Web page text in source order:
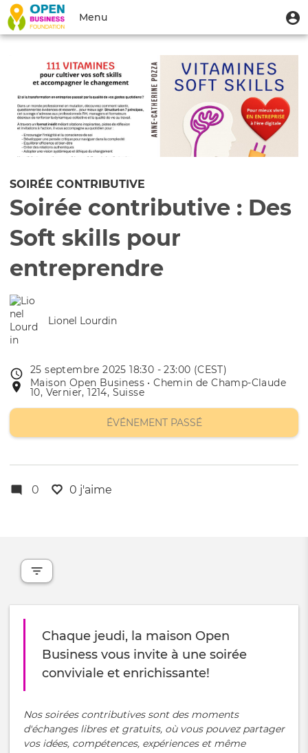
contenu
Menu
du
l'utilisateur
Menu
Toggle
navigation
SOIRÉE CONTRIBUTIVE
Soirée contributive : Des
Soft skills pour
entreprendre
Lionel Lourdin
Date
de
l'évênement
25 septembre 2025 18:30 - 23:00 (CEST)
Lieu
de
Maison Open Business • Chemin de Champ-Claude
10, Vernier, 1214, Suisse
ÉVÉNEMENT PASSÉ
0 0 j'aime
Chaque jeudi, la maison Open
Business vous invite à une soirée
conviviale et enrichissante!
Nos soirées contributives sont des moments
d'échanges libres et gratuits, où vous pouvez partager
vos idées, compétences, expériences et même